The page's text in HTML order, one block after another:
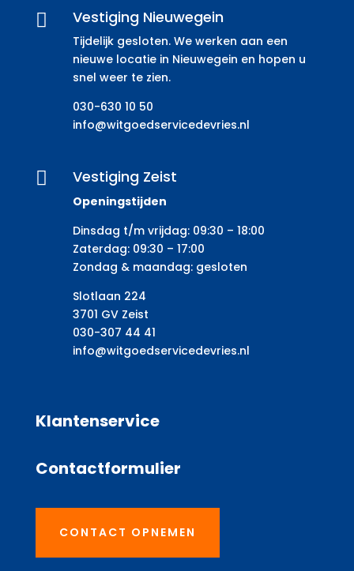
 Vestiging Nieuwegein
Tijdelijk gesloten. We werken aan een
nieuwe locatie in Nieuwegein en hopen u
snel weer te zien.
030-630 10 50
info@witgoedservicedevries.nl
 Vestiging Zeist
Openingstijden
Dinsdag t/m vrijdag: 09:30 – 18:00
Zaterdag: 09:30 – 17:00
Zondag & maandag: gesloten
Slotlaan 224
3701 GV Zeist
030-307 44 41
info@witgoedservicedevries.nl
Klantenservice
Contactformulier
CONTACT OPNEMEN